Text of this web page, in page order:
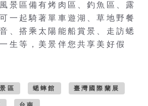
景區備有烤肉區、釣魚區、露
一起騎著單車遊湖、草地野餐
、搭乘太陽能船賞景、走訪蟋
生等，美景伴您共享美好假
區 蟋蟀館 臺灣國際蘭展